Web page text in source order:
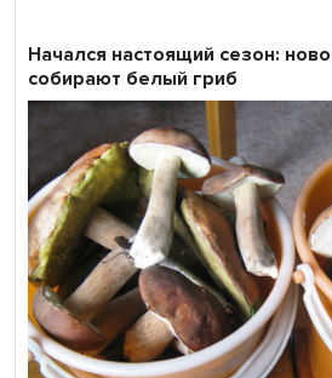
Начался настоящий сезон:
собирают белый гриб